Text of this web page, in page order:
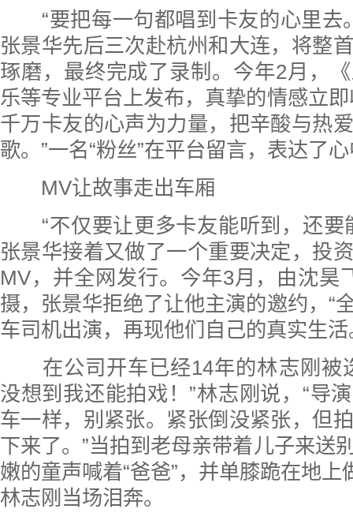
“要把每一句都唱到卡友的心里去
张景华先后三次赴杭州和大连，将整
琢磨，最终完成了录制。今年2月，
乐等专业平台上发布，真挚的情感立
千万卡友的心声为力量，把辛酸与热
歌。”一名“粉丝”在平台留言，表达了
MV让故事走出车厢
“不仅要让更多卡友能听到，还要
张景华接着又做了一个重要决定，投
MV，并全网发行。今年3月，由沈昊
摄，张景华拒绝了让他主演的邀约，“
车司机出演，再现他们自己的真实生活
在公司开车已经14年的林志刚被
没想到我还能拍戏！”林志刚说，“导
车一样，别紧张。紧张倒没紧张，但
下来了。”当拍到老母亲带着儿子来送
嫩的童声喊着“爸爸”，并单膝跪在地上
林志刚当场泪奔。